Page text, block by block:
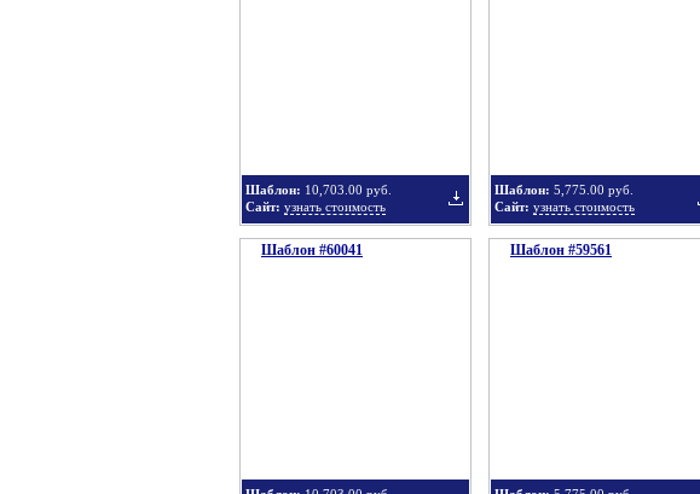
Шаблон: 10,703.00 руб.
Сайт: узнать стоимость
Шаблон: 5,775.00 руб.
Сайт: узнать стоимость
Шаблон #60041 Шаблон #59561